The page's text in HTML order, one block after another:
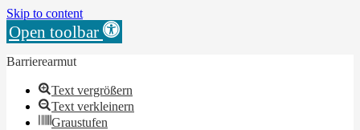
Skip to content
Open toolbar
Barrierearmut
Text vergrößern
Text verkleinern
Graustufen